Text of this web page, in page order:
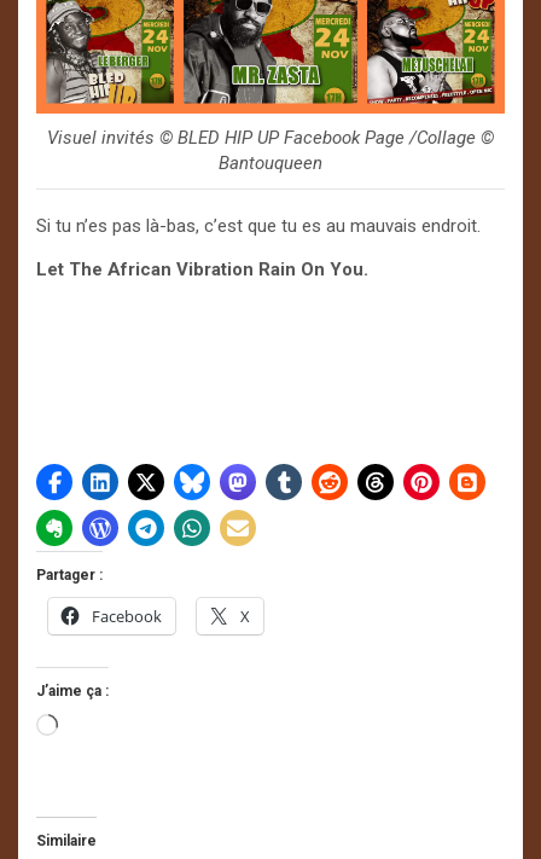
Visuel invités © BLED HIP UP Facebook Page /Collage ©
Bantouqueen
Si tu n’es pas là-bas, c’est que tu es au mauvais endroit.
Let The African Vibration Rain On You.
Partager :
Facebook X
J’aime ça :
Chargement…
Similaire